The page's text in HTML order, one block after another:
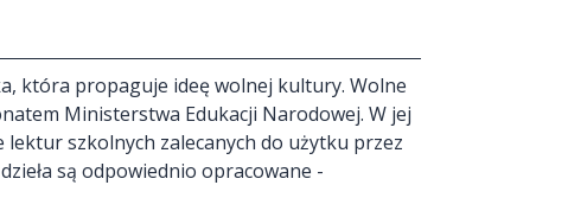
która propaguje ideę wolnej kultury. Wolne
Ministerstwa Edukacji Narodowej. W jej
szkolnych zalecanych do użytku przez
są odpowiednio opracowane -